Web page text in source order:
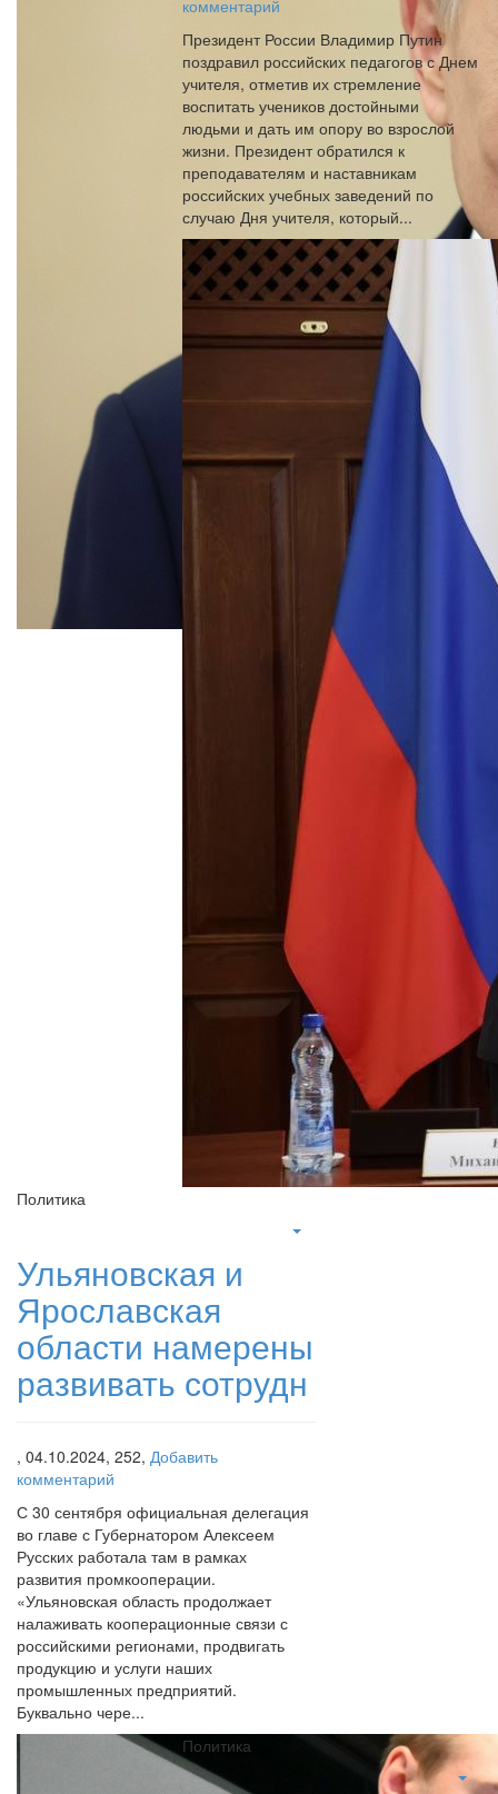
комментарий
Президент России Владимир Путин
поздравил российских педагогов с Днем
учителя, отметив их стремление
воспитать учеников достойными
людьми и дать им опору во взрослой
жизни. Президент обратился к
преподавателям и наставникам
российских учебных заведений по
случаю Дня учителя, который...
Политика
Ульяновская и
Ярославская
области намерены
развивать сотрудн
, 04.10.2024, 252, Добавить
комментарий
С 30 сентября официальная делегация
во главе с Губернатором Алексеем
Русских работала там в рамках
развития промкооперации.
«Ульяновская область продолжает
налаживать кооперационные связи с
российскими регионами, продвигать
продукцию и услуги наших
промышленных предприятий.
Буквально чере...
Политика